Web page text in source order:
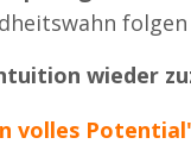
folgen
wieder
volles